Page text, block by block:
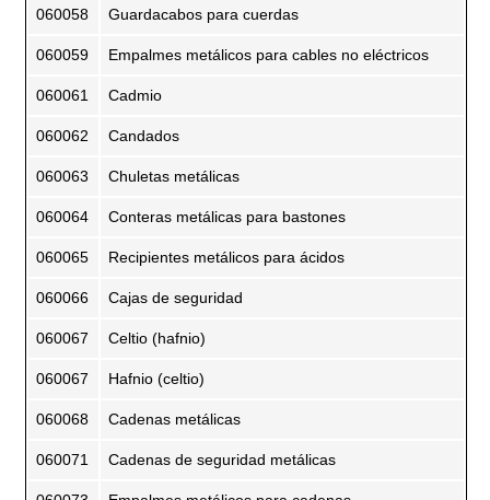
060058 Guardacabos para cuerdas
060059 Empalmes metálicos para cables no eléctricos
060061 Cadmio
060062 Candados
060063 Chuletas metálicas
060064 Conteras metálicas para bastones
060065 Recipientes metálicos para ácidos
060066 Cajas de seguridad
060067 Celtio (hafnio)
060067 Hafnio (celtio)
060068 Cadenas metálicas
060071 Cadenas de seguridad metálicas